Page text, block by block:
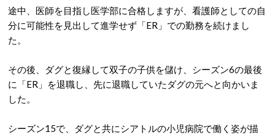
途中、医師を目指し医学部に合格しますが、看護師としての自
分に可能性を見出して進学せず「ER」での勤務を続けまし
た。
その後、ダグと復縁して双子の子供を儲け、シーズン6の最後
に「ER」を退職し、先に退職していたダグの元へと向かいま
した。
シーズン15で、ダグと共にシアトルの小児病院で働く姿が描